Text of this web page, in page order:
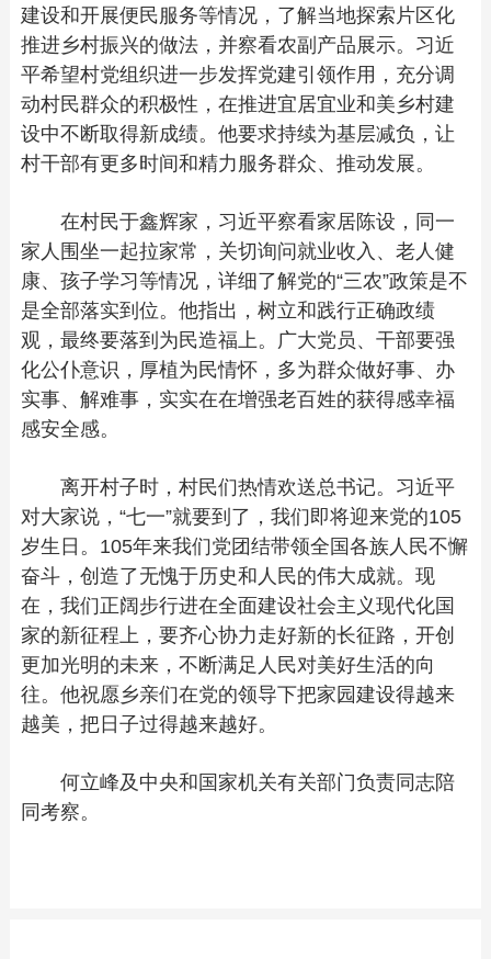
建设和开展便民服务等情况，了解当地探索片区化
推进乡村振兴的做法，并察看农副产品展示。习近
平希望村党组织进一步发挥党建引领作用，充分调
动村民群众的积极性，在推进宜居宜业和美乡村建
设中不断取得新成绩。他要求持续为基层减负，让
村干部有更多时间和精力服务群众、推动发展。
在村民于鑫辉家，习近平察看家居陈设，同一
家人围坐一起拉家常，关切询问就业收入、老人健
康、孩子学习等情况，详细了解党的“三农”政策是不
是全部落实到位。他指出，树立和践行正确政绩
观，最终要落到为民造福上。广大党员、干部要强
化公仆意识，厚植为民情怀，多为群众做好事、办
实事、解难事，实实在在增强老百姓的获得感幸福
感安全感。
离开村子时，村民们热情欢送总书记。习近平
对大家说，“七一”就要到了，我们即将迎来党的105
岁生日。105年来我们党团结带领全国各族人民不懈
奋斗，创造了无愧于历史和人民的伟大成就。现
在，我们正阔步行进在全面建设社会主义现代化国
家的新征程上，要齐心协力走好新的长征路，开创
更加光明的未来，不断满足人民对美好生活的向
往。他祝愿乡亲们在党的领导下把家园建设得越来
越美，把日子过得越来越好。
何立峰及中央和国家机关有关部门负责同志陪
同考察。